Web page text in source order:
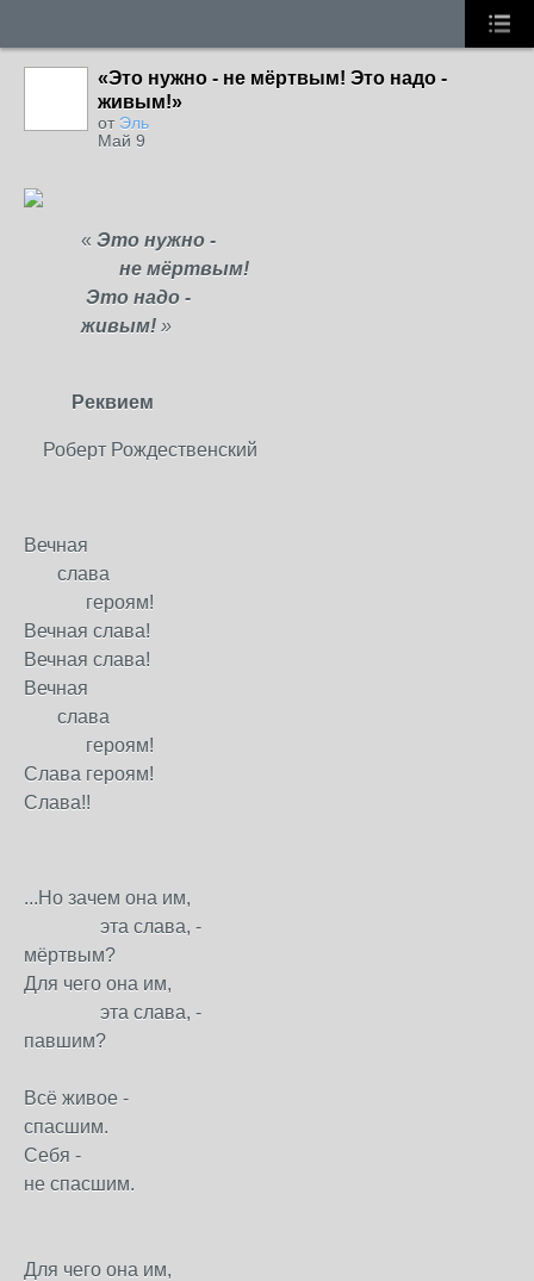
«Это нужно - не мёртвым! Это надо -
живым!»
от Эль
Май 9
« Это нужно -
не мёртвым!
Это надо -
живым! »
Реквием
Роберт Рождественский
Вечная
слава
героям!
Вечная слава!
Вечная слава!
Вечная
слава
героям!
Слава героям!
Слава!!
...Но зачем она им,
эта слава, -
мёртвым?
Для чего она им,
эта слава, -
павшим?
Всё живое -
спасшим.
Себя -
не спасшим.
Для чего она им,